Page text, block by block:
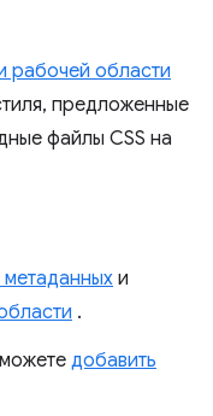
рабочей области
предложенные
файлы CSS на
и
.
добавить